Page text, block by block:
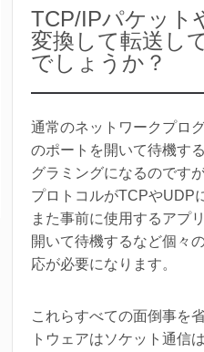
TCP/IPパケット
変換して転送し
でしょうか？
通常のネットワークプロ
のポートを開いて待機す
グラミングになるのです
プロトコルがTCPやUDP
また事前に使用するアプ
開いて待機するなど個々
応が必要になります。
これらすべての面倒事を
トウェアはソケット通信